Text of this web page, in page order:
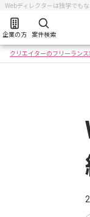
Webディレクターは独学でも
企業の方 案件検索
クリエイターのフリーラン